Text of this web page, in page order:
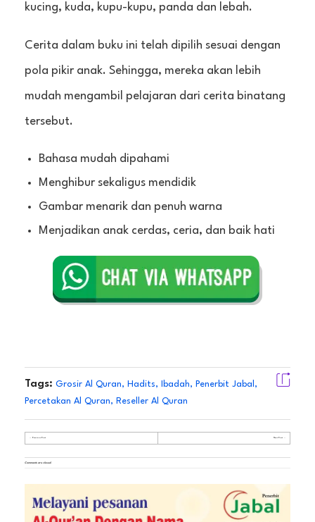
kucing, kuda, kupu-kupu, panda dan lebah.
Cerita dalam buku ini telah dipilih sesuai dengan
pola pikir anak. Sehingga, mereka akan lebih
mudah mengambil pelajaran dari cerita binatang
tersebut.
Bahasa mudah dipahami
Menghibur sekaligus mendidik
Gambar menarik dan penuh warna
Menjadikan anak cerdas, ceria, dan baik hati
Tags: Grosir Al Quran, Hadits, Ibadah, Penerbit Jabal ,
Percetakan Al Quran, Reseller Al Quran
Previous Post Next Post
Comments are closed.